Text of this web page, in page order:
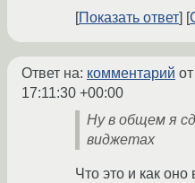
Показать ответ
Ответ на: комментарий
17:11:30 +00:00
Ну в общем я
виджетах
Что это и как